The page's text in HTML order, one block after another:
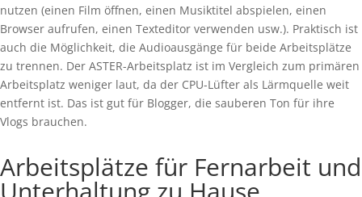
nutzen (einen Film öffnen, einen Musiktitel abspielen, einen
Browser aufrufen, einen Texteditor verwenden usw.). Praktisch ist
auch die Möglichkeit, die Audioausgänge für beide Arbeitsplätze
zu trennen. Der ASTER-Arbeitsplatz ist im Vergleich zum primären
Arbeitsplatz weniger laut, da der CPU-Lüfter als Lärmquelle weit
entfernt ist. Das ist gut für Blogger, die sauberen Ton für ihre
Vlogs brauchen.
Arbeitsplätze für Fernarbeit und